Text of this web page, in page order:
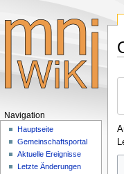
Navigationsmenü
Navigation
Hauptseite
Gemeinschafts­portal
Aktuelle Ereignisse
Letzte Änderungen